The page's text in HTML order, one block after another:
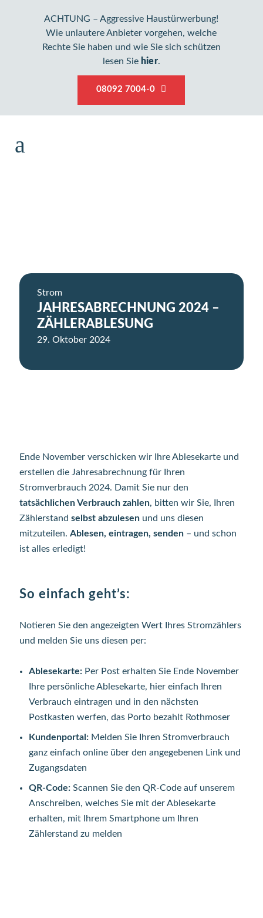
ACHTUNG – Aggressive Haustürwerbung!
Wie unlautere Anbieter vorgehen, welche
Rechte Sie haben und wie Sie sich schützen
lesen Sie hier.
08092 7004-0
Strom
JAHRESABRECHNUNG 2024 –
ZÄHLERABLESUNG
29. Oktober 2024
Ende November verschicken wir Ihre Ablesekarte und
erstellen die Jahresabrechnung für Ihren
Stromverbrauch 2024. Damit Sie nur den
tatsächlichen Verbrauch zahlen, bitten wir Sie, Ihren
Zählerstand selbst abzulesenund uns diesen
mitzuteilen. Ablesen, eintragen, senden– und schon
ist alles erledigt!
So einfach geht’s:
Notieren Sie den angezeigten Wert Ihres Stromzählers
und melden Sie uns diesen per:
Ablesekarte:Per Post erhalten Sie Ende November
Ihre persönliche Ablesekarte, hier einfach Ihren
Verbrauch eintragen und in den nächsten
Postkasten werfen, das Porto bezahlt Rothmoser
Kundenportal:Melden Sie Ihren Stromverbrauch
ganz einfach online über den angegebenen Link und
Zugangsdaten
QR-Code:Scannen Sie den QR-Code auf unserem
Anschreiben, welches Sie mit der Ablesekarte
erhalten, mit Ihrem Smartphone um Ihren
Zählerstand zu melden